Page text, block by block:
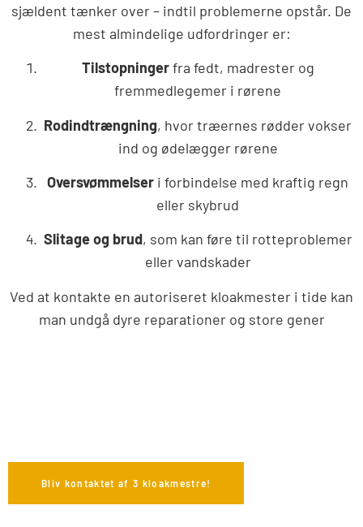
sjældent tænker over – indtil problemerne opstår. De
mest almindelige udfordringer er:
Tilstopningerfra fedt, madrester og
fremmedlegemer i rørene
Rodindtrængning, hvor træernes rødder vokser
ind og ødelægger rørene
Oversvømmelser i forbindelse med kraftig regn
eller skybrud
Slitage og brud, som kan føre til rotteproblemer
eller vandskader
Ved at kontakte en autoriseret kloakmester i tide kan
man undgå dyre reparationer og store gener
Bliv kontaktet af 3 kloakmestre!